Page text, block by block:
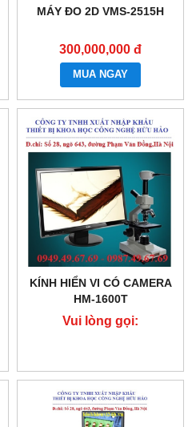
MÁY ĐO 2D VMS-2515H
300,000,000 đ
MUA NGAY
KÍNH HIỂN VI CÓ CAMERA
HM-1600T
Vui lòng gọi: